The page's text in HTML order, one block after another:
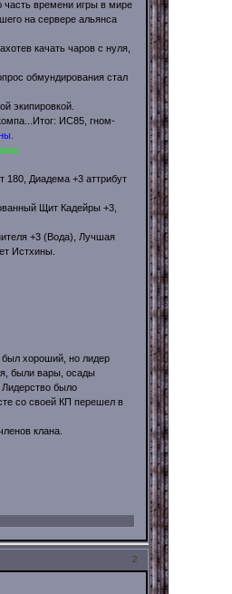
часть времени игры в мире
на сервере альянса
качать чаров с нуля,
обмундирования стал
экипировкой.
ИС85, гном-
180, Диадема +3 аттрибут
Щит Кадейры +3,
+3 (Вода), Лучшая
Истхины.
хороший, но лидер
были вары, осады
Лидерство было
со своей КП перешел в
клана.
2